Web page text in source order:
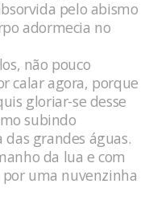
pelo abismo
adormecia no
não pouco
calar agora, porque
gloriar-se desse
subindo
grandes águas.
da lua e com
uma nuvenzinha